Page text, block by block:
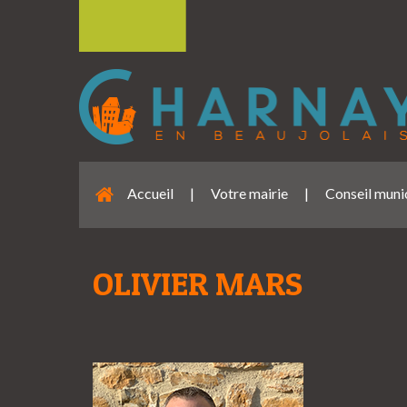
Accueil | Votre mairie | Conseil
OLIVIER MARS